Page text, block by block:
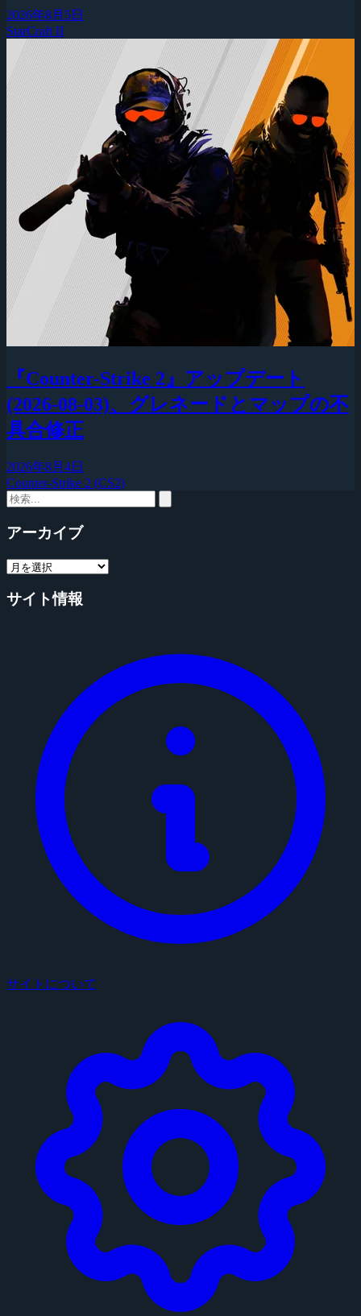
2026年8月5日
StarCraft II
『Counter-Strike 2』アップデート
(2026-08-03)、グレネードとマップの不
具合修正
2026年8月4日
Counter-Strike 2 (CS2)
アーカイブ
サイト情報
サイトについて